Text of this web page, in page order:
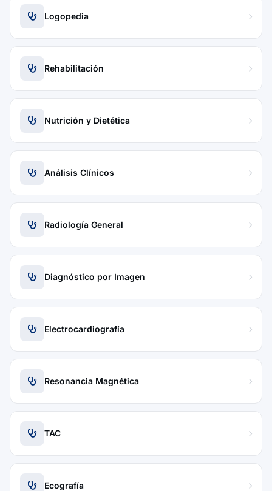
Logopedia
Rehabilitación
Nutrición y Dietética
Análisis Clínicos
Radiología General
Diagnóstico por Imagen
Electrocardiografía
Resonancia Magnética
TAC
Ecografía